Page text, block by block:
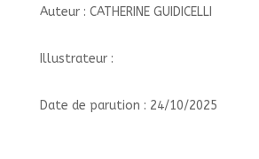
Auteur : CATHERINE GUIDICELLI
Illustrateur :
Date de parution : 24/10/2025